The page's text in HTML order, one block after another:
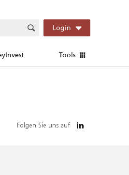
Login
Tools
Folgen Sie uns auf